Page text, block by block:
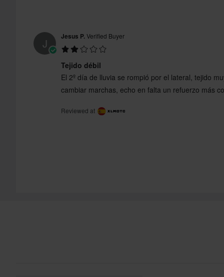
J Jesus P.Verified Buyer
Tejido débil
El 2º día de lluvia se rompió por el lateral, tejido
cambiar marchas, echo en falta un refuerzo más
Reviewed at